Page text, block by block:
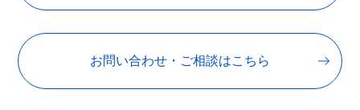
お問い合わせ・ご相談はこちら